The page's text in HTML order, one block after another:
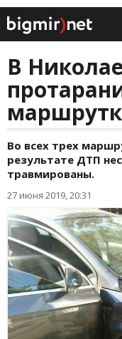
В
Во всех трех
результате ДТП
травмированы.
27 июня 2019, 20:31